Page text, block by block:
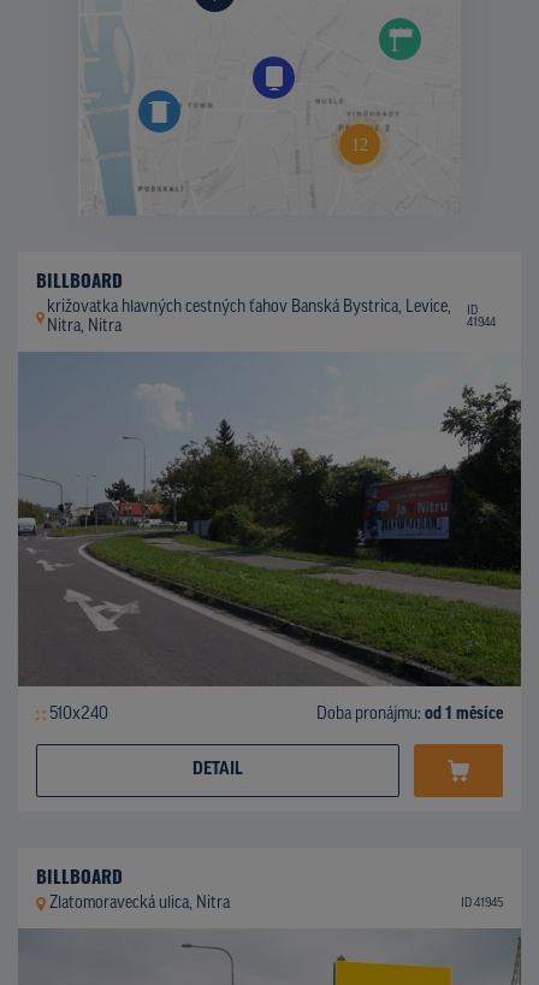
BILLBOARD
križovatka hlavných cestných ťahov Banská Bystrica, Levice,
Nitra, Nitra
ID
41944
510x240 Doba pronájmu: od 1 měsíce
DETAIL
BILLBOARD
Zlatomoravecká ulica, Nitra ID 41945